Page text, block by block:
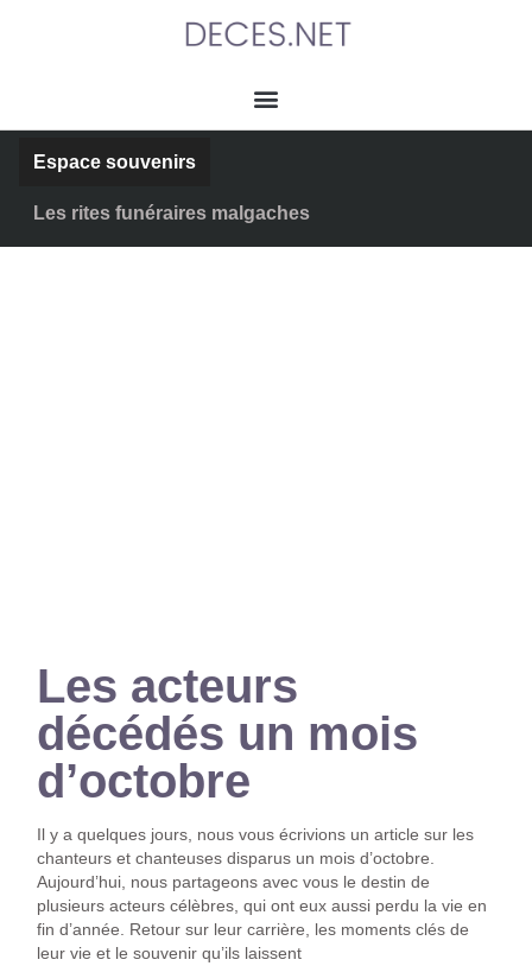
Espace souvenirs
Les rites funéraires malgaches
Les acteurs
décédés un mois
d’octobre
Il y a quelques jours, nous vous écrivions un article sur les
chanteurs et chanteuses disparus un mois d’octobre.
Aujourd’hui, nous partageons avec vous le destin de
plusieurs acteurs célèbres, qui ont eux aussi perdu la vie en
fin d’année. Retour sur leur carrière, les moments clés de
leur vie et le souvenir qu’ils laissent